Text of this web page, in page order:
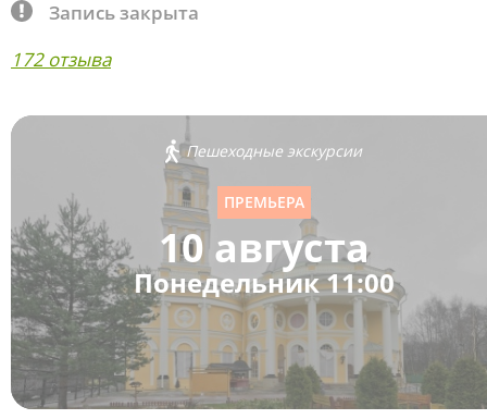
Запись закрыта
172 отзыва
Пешеходные экскурсии
ПРЕМЬЕРА
10 августа
Понедельник 11:00